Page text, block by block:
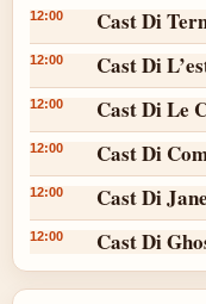
12:00 Cast Di
12:00 Cast Di
12:00 Cast Di Le
12:00 Cast Di
12:00 Cast Di
12:00 Cast Di